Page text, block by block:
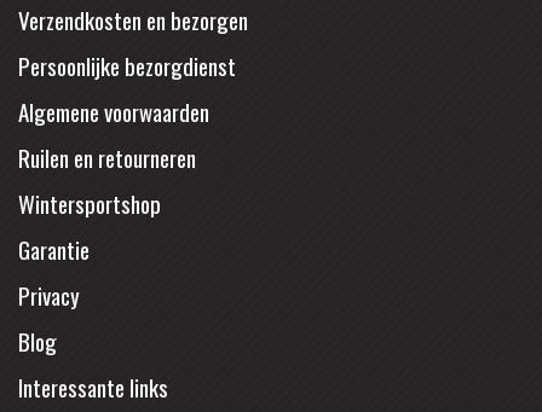
Verzendkosten en bezorgen
Persoonlijke bezorgdienst
Algemene voorwaarden
Ruilen en retourneren
Wintersportshop
Garantie
Privacy
Blog
Interessante links